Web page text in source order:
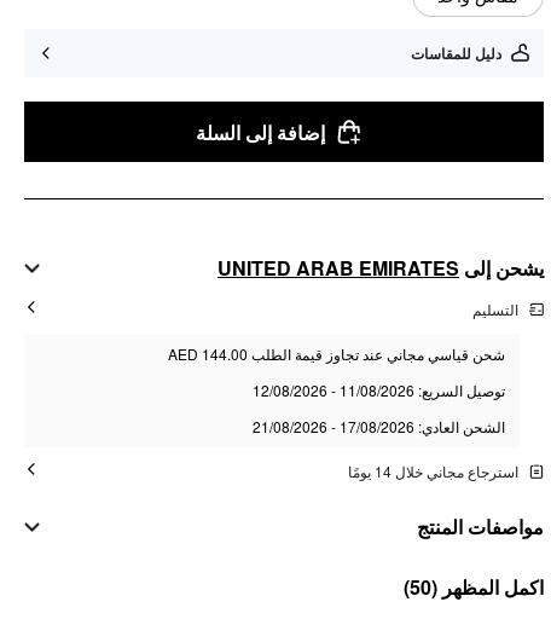
دليل للمقاسات
إضافة إلى السلة
يشحن إلى UNITED ARAB EMIRATES
التسليم
شحن قياسي مجاني عند تجاوز قيمة الطلب AED 144.00
توصيل السريع: 11/08/2026 - 12/08/2026
الشحن العادي: 17/08/2026 - 21/08/2026
استرجاع مجاني خلال 14 يومًا
مواصفات المنتج
مواد
اكمل المظهر (50)